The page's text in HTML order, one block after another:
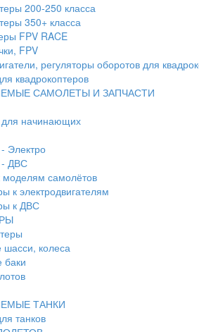
200-250 класса
350+ класса
FPV RACE
FPV
регуляторы оборотов для
квадрокоптеров
САМОЛЕТЫ И ЗАПЧАСТИ
начинающих
Электро
ДВС
моделям самолётов
к электродвигателям
к ДВС
шасси, колеса
баки
ТАНКИ
танков